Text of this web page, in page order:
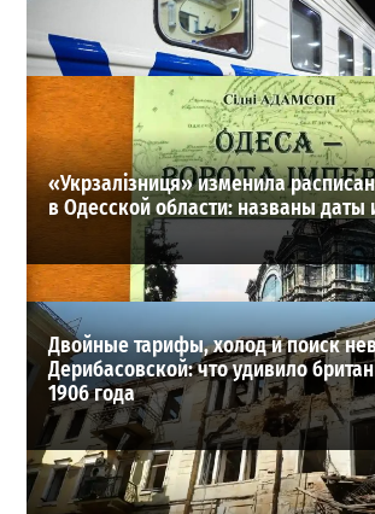
Неприятный сюрприз для водителей
снова взлетели цены
2
28-07-2026 в 06:47
ВИБОР РЕДАКЦИИ
«Укрзалізниця» изменила
в Одесской области: названы даты
Двойные тарифы, холод и поиск
Дерибасовской: что удивило
1906 года